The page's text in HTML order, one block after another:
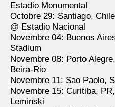
Estadio Monumental
Octobre 29: Santiago, Chile
@ Estadio Nacional
Novembre 04: Buenos
Stadium
Novembre 08: Porto
Beira-Rio
Novembre 11: Sao Paolo,
Novembre 15: Curitiba,
Leminski